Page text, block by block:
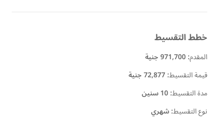
خطط التقسيط
المقدم:971,700 جنية
قيمة التقسيط:72,877 جنية
مدة التقسيط:10 سنين
نوع التقسيط:شهري